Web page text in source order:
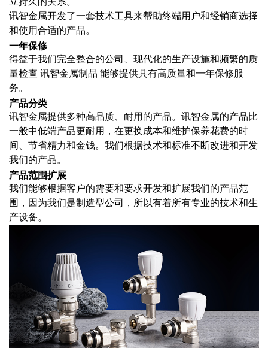
讯智金属开发了一套技术工具来帮助终端用户和经销商选择
和使用合适的产品。
一年保修
得益于我们完全整合的公司、现代化的生产设施和频繁的质
量检查 讯智金属制品 能够提供具有高质量和一年保修服
务。
产品分类
讯智金属提供多种高品质、耐用的产品。讯智金属的产品比
一般中低端产品更耐用，在更换成本和维护保养花费的时
间、节省精力和金钱。我们根据技术和标准不断改进和开发
我们的产品。
产品范围扩展
我们能够根据客户的需要和要求开发和扩展我们的产品范
围，因为我们是制造型公司，所以有着所有专业的技术和生
产设备。